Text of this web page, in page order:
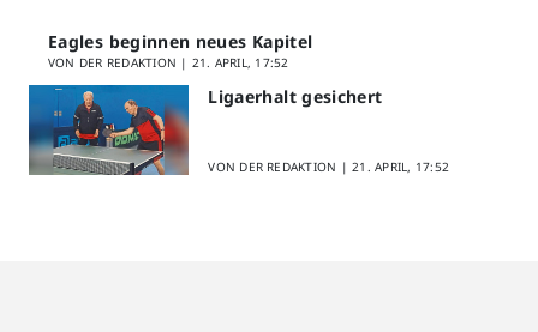
Eagles beginnen neues Kapitel
VON DER REDAKTION | 21. APRIL, 17:52
Ligaerhalt gesichert
VON DER REDAKTION |21. APRIL, 17:52